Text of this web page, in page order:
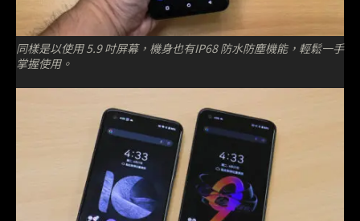
同樣是以使用 5.9 吋屏幕，機身也有IP68 防水防塵機能，輕鬆一手
掌握使用。